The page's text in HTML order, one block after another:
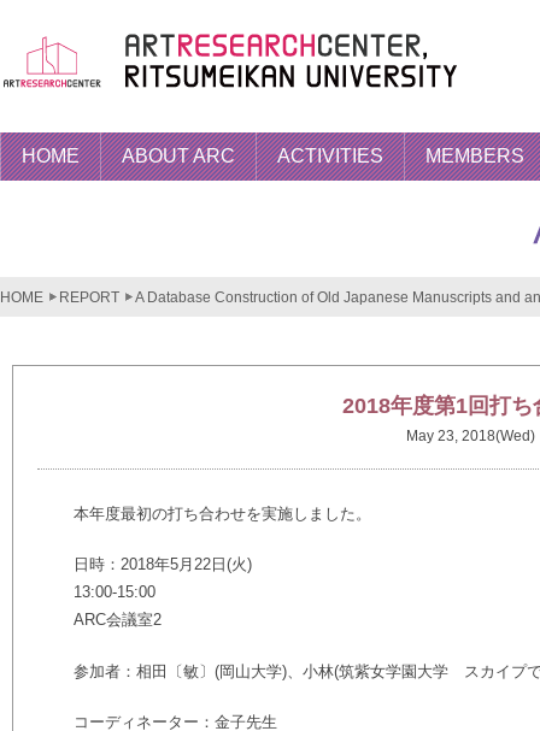
HOME ABOUT ARC ACTIVITIES MEMBERS
HOME REPORT A Database Construction of Old Japanese Manuscripts and
2018年度第1回打ち
May 23, 2018(Wed)
本年度最初の打ち合わせを実施しました。
日時：2018年5月22日(火)
13:00-15:00
ARC会議室2
参加者：相田〔敏〕(岡山大学)、小林(筑紫女学園大学 スカイプ
コーディネーター：金子先生